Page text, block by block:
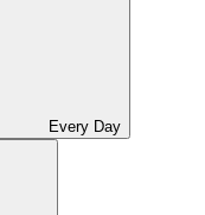
Every Day